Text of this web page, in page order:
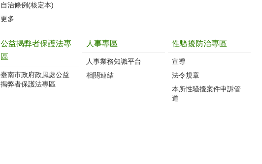
自治條例(核定本)
更多
公益揭弊者保護法專
區
臺南市政府政風處公益
揭弊者保護法專區
人事專區
人事業務知識平台
相關連結
性騷擾防治專區
宣導
法令規章
本所性騷擾案件申訴管
道